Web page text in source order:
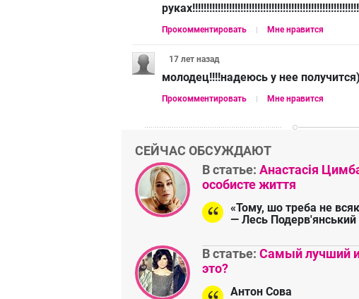
Прокомментировать Мне нравится
17 лет назад
молодец!!!!надеюсь у нее
Прокомментировать Мне нравится
СЕЙЧАС ОБСУЖДАЮТ
В статье: Анастасія
особисте життя
«Тому, шо треба не
— Лесь Подерв'янський
В статье: Самый лучший
это?
Антон Сова